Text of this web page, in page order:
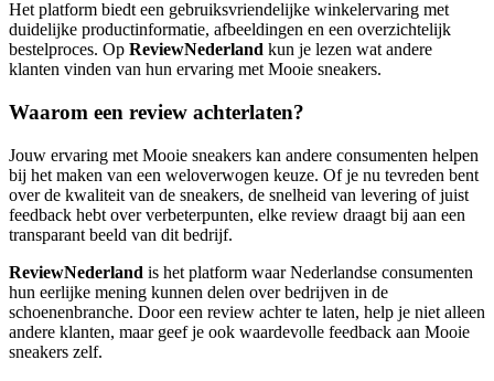
Het platform biedt een gebruiksvriendelijke winkelervaring met
duidelijke productinformatie, afbeeldingen en een overzichtelijk
bestelproces. Op ReviewNederland kun je lezen wat andere
klanten vinden van hun ervaring met Mooie sneakers.
Waarom een review achterlaten?
Jouw ervaring met Mooie sneakers kan andere consumenten helpen
bij het maken van een weloverwogen keuze. Of je nu tevreden bent
over de kwaliteit van de sneakers, de snelheid van levering of juist
feedback hebt over verbeterpunten, elke review draagt bij aan een
transparant beeld van dit bedrijf.
ReviewNederland is het platform waar Nederlandse consumenten
hun eerlijke mening kunnen delen over bedrijven in de
schoenenbranche. Door een review achter te laten, help je niet alleen
andere klanten, maar geef je ook waardevolle feedback aan Mooie
sneakers zelf.